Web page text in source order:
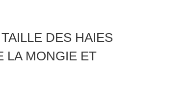
DES HAIES
LA MONGIE ET